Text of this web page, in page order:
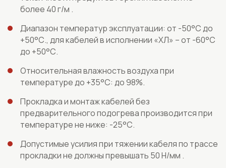
более 40 г/м .
Диапазон температур эксплуатации: от -50°С до
+50°С., для кабелей в исполнении «ХЛ» – от -60°С
до +50°С.
Относительная влажность воздуха при
температуре до +35°С: до 98%.
Прокладка и монтаж кабелей без
предварительного подогрева производится при
температуре не ниже: -25°С.
Допустимые усилия при тяжении кабеля по трассе
прокладки не должны превышать 50 Н/мм .